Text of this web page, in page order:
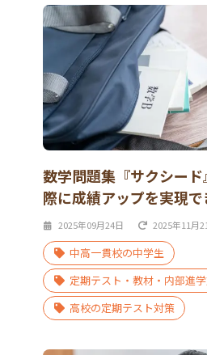
数学問題集『サクシー
際に成績アップを実現
2025年09月24日 2025年11月
中高一貫校の中学生
定期テスト・教材・内部進
高校の定期テスト対策